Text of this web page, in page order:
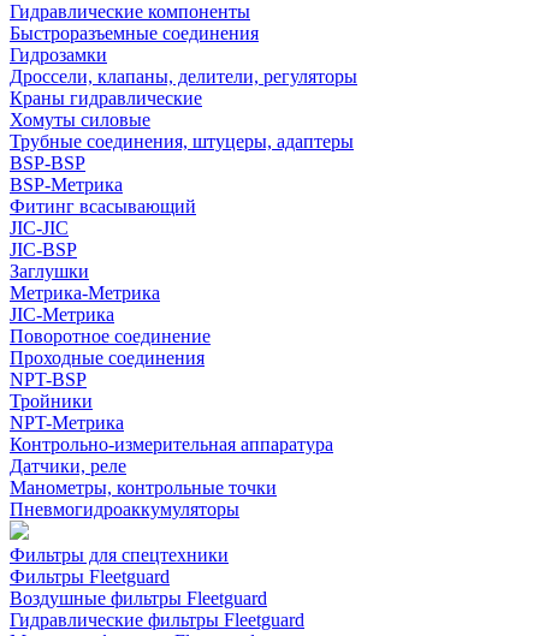
Гидравлические компоненты
Быстроразъемные соединения
Гидрозамки
Дроссели, клапаны, делители, регуляторы
Краны гидравлические
Хомуты силовые
Трубные соединения, штуцеры, адаптеры
BSP-BSP
BSP-Метрика
Фитинг всасывающий
JIC-JIC
JIC-BSP
Заглушки
Метрика-Метрика
JIC-Метрика
Поворотное соединение
Проходные соединения
NPT-BSP
Тройники
NPT-Метрика
Контрольно-измерительная аппаратура
Датчики, реле
Манометры, контрольные точки
Пневмогидроаккумуляторы
Фильтры для спецтехники
Фильтры Fleetguard
Воздушные фильтры Fleetguard
Гидравлические фильтры Fleetguard